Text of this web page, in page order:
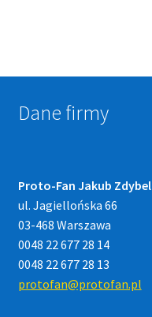
Dane firmy
Proto-Fan Jakub Zdybel
ul. Jagiellońska 66
03-468 Warszawa
0048 22 677 28 14
0048 22 677 28 13
protofan@protofan.pl